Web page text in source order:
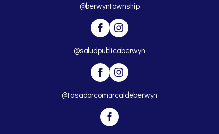
@berwyntownship
@saludpublicaberwyn
@tasadorcomarcaldeberwyn